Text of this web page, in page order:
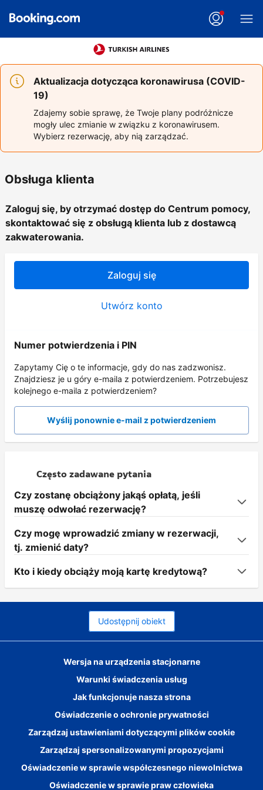
Aktualizacja dotycząca koronawirusa (COVID-
19)
Zdajemy sobie sprawę, że Twoje plany podróżnicze
mogły ulec zmianie w związku z koronawirusem.
Wybierz rezerwację, aby nią zarządzać.
Obsługa klienta
Zaloguj się, by otrzymać dostęp do Centrum pomocy,
skontaktować się z obsługą klienta lub z dostawcą
zakwaterowania.
Zaloguj się
Utwórz konto
Numer potwierdzenia i PIN
Zapytamy Cię o te informacje, gdy do nas zadzwonisz.
Znajdziesz je u góry e-maila z potwierdzeniem. Potrzebujesz
kolejnego e-maila z potwierdzeniem?
Wyślij ponownie e-mail z potwierdzeniem
Często zadawane pytania
Czy zostanę obciążony jakąś opłatą, jeśli
muszę odwołać rezerwację?
Czy mogę wprowadzić zmiany w rezerwacji,
tj. zmienić daty?
Kto i kiedy obciąży moją kartę kredytową?
Udostępnij obiekt
Wersja na urządzenia stacjonarne
Warunki świadczenia usług
Jak funkcjonuje nasza strona
Oświadczenie o ochronie prywatności
Zarządzaj ustawieniami dotyczącymi plików cookie
Zarządzaj spersonalizowanymi propozycjami
Oświadczenie w sprawie współczesnego niewolnictwa
Oświadczenie w sprawie praw człowieka